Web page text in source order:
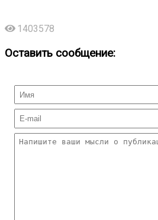
1403578
Оставить сообщение: